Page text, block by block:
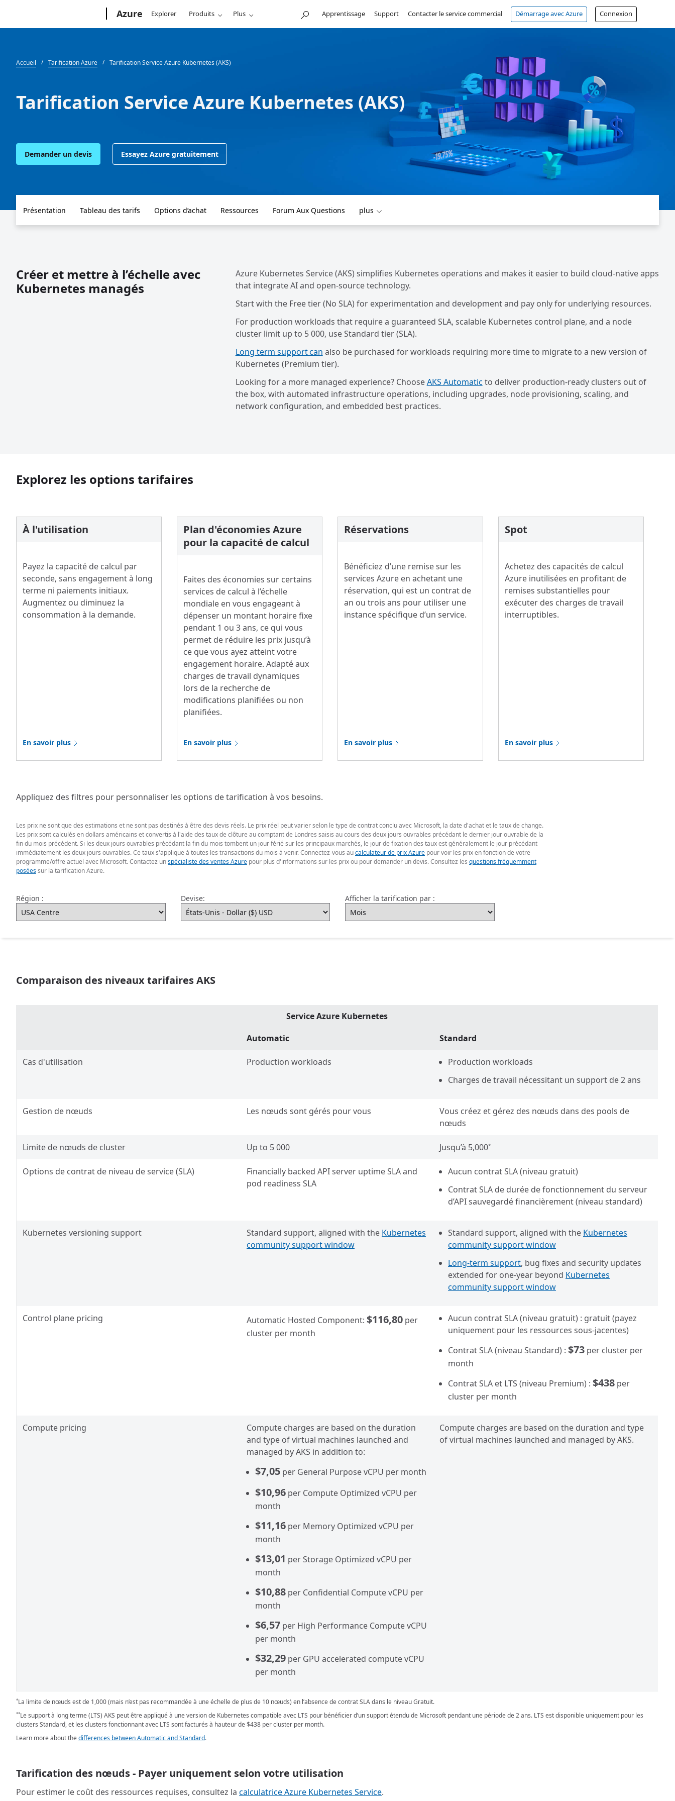
Azure Explorer Produits Plus Apprentissage Support Contacter le service commercial Démarrage avec Azure Connexion
Accueil Tarification Azure Tarification Service Azure Kubernetes (AKS)
Tarification Service Azure Kubernetes (AKS)
Demander un devis Essayez Azure gratuitement
Présentation Tableau des tarifs Options d’achat Ressources Forum Aux Questions plus
Créer et mettre à l’échelle avec
Kubernetes managés
Azure Kubernetes Service (AKS) simplifies Kubernetes operations and makes it easier to build cloud-native apps
that integrate AI and open-source technology.
Start with the Free tier (No SLA) for experimentation and development and pay only for underlying resources.
For production workloads that require a guaranteed SLA, scalable Kubernetes control plane, and a node
cluster limit up to 5 000, use Standard tier (SLA).
Long term support can also be purchased for workloads requiring more time to migrate to a new version of
Kubernetes (Premium tier).
Looking for a more managed experience? ChooseAKS Automatic to deliver production-ready clusters out of
the box, with automated infrastructure operations, including upgrades, node provisioning, scaling, and
network configuration, and embedded best practices.
Explorez les options tarifaires
À l'utilisation
Payez la capacité de calcul par
seconde, sans engagement à long
terme ni paiements initiaux.
Augmentez ou diminuez la
consommation à la demande.
En savoir plus
Plan d'économies Azure
pour la capacité de calcul
Faites des économies sur certains
services de calcul à l’échelle
mondiale en vous engageant à
dépenser un montant horaire fixe
pendant 1 ou 3 ans, ce qui vous
permet de réduire les prix jusqu’à
ce que vous ayez atteint votre
engagement horaire. Adapté aux
charges de travail dynamiques
lors de la recherche de
modifications planifiées ou non
planifiées.
En savoir plus
Réservations
Bénéficiez d’une remise sur les
services Azure en achetant une
réservation, qui est un contrat de
an ou trois ans pour utiliser une
instance spécifique d’un service.
En savoir plus
Spot
Achetez des capacités de calcul
Azure inutilisées en profitant de
remises substantielles pour
exécuter des charges de travail
interruptibles.
En savoir plus
Appliquez des filtres pour personnaliser les options de tarification à vos besoins.
Les prix ne sont que des estimations et ne sont pas destinés à être des devis réels. Le prix réel peut varier selon le type de contrat conclu avec Microsoft, la date d'achat et le taux de change.
Les prix sont calculés en dollars américains et convertis à l'aide des taux de clôture au comptant de Londres saisis au cours des deux jours ouvrables précédant le dernier jour ouvrable de la
fin du mois précédent. Si les deux jours ouvrables précédant la fin du mois tombent un jour férié sur les principaux marchés, le jour de fixation des taux est généralement le jour précédant
immédiatement les deux jours ouvrables. Ce taux s'applique à toutes les transactions du mois à venir. Connectez-vous aucalculateur de prix Azure pour voir les prix en fonction de votre
programme/offre actuel avec Microsoft. Contactez unspécialiste des ventes Azure pour plus d'informations sur les prix ou pour demander un devis. Consultez les questions fréquemment
poséessur la tarification Azure.
Région : Devise: Afficher la tarification par :
Comparaison des niveaux tarifaires AKS
Service Azure Kubernetes
Automatic
Standard
Cas d'utilisation Production workloads
Production workloads
Charges de travail nécessitant un support de 2 ans
Gestion de nœuds Les nœuds sont gérés pour vous
Vous créez et gérez des nœuds dans des pools de
nœuds
Limite de nœuds de cluster Up to 5 000 Jusqu’à 5,000*
Options de contrat de niveau de service (SLA)
Financially backed API server uptime SLA and
pod readiness SLA
Aucun contrat SLA (niveau gratuit)
Contrat SLA de durée de fonctionnement du serveur
d’API sauvegardé financièrement (niveau standard)
Kubernetes versioning support Standard support, aligned with the Kubernetes
community support window
Standard support, aligned with the Kubernetes
community support window
Long-term support, bug fixes and security updates
extended for one-year beyond Kubernetes
community support window
Control plane pricing Automatic Hosted Component: $116,80 per
cluster per month
Aucun contrat SLA (niveau gratuit) : gratuit (payez
uniquement pour les ressources sous-jacentes)
Contrat SLA (niveau Standard) : $73 per cluster per
month
Contrat SLA et LTS (niveau Premium) : $438 per
cluster per month
Compute pricing
Compute charges are based on the duration
and type of virtual machines launched and
managed by AKS in addition to:
$7,05 per General Purpose vCPU per month
$10,96 per Compute Optimized vCPU per
month
$11,16 per Memory Optimized vCPU per
month
$13,01 per Storage Optimized vCPU per
month
$10,88 per Confidential Compute vCPU per
month
$6,57 per High Performance Compute vCPU
per month
$32,29 per GPU accelerated compute vCPU
per month
Compute charges are based on the duration and type
of virtual machines launched and managed by AKS.
*La limite de nœuds est de 1,000 (mais n’est pas recommandée à une échelle de plus de 10 nœuds) en l’absence de contrat SLA dans le niveau Gratuit.
**Le support à long terme (LTS) AKS peut être appliqué à une version de Kubernetes compatible avec LTS pour bénéficier d’un support étendu de Microsoft pendant une période de 2 ans. LTS est disponible uniquement pour les
clusters Standard, et les clusters fonctionnant avec LTS sont facturés à hauteur de$438 per cluster per month.
Learn more about thedifferences between Automatic and Standard.
Tarification des nœuds - Payer uniquement selon votre utilisation
Pour estimer le coût des ressources requises, consultez la calculatrice Azure Kubernetes Service.